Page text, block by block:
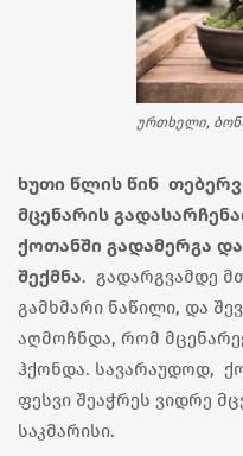
ურთხელი,
ხუთი წლის წინ
მცენარის
ქოთანში გადამერგა
შექმნა. გადარგვამდე
გამხმარი ნაწილი, და
აღმოჩნდა, რომ
ჰქონდა. სავარაუდოდ,
ფესვი შეაჭრეს ვიდრე
საკმარისი.